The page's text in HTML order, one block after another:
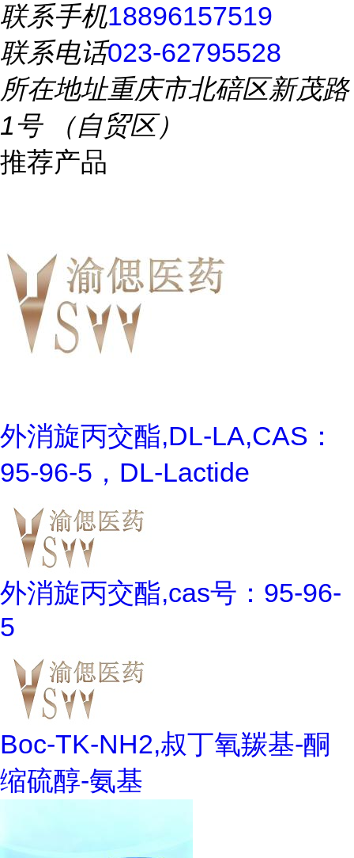
联系手机18896157519
联系电话023-62795528
所在地址重庆市北碚区新茂路
1号 （自贸区）
推荐产品
外消旋丙交酯,DL-LA,CAS：
95-96-5，DL-Lactide
外消旋丙交酯,cas号：95-96-
5
Boc-TK-NH2,叔丁氧羰基-酮
缩硫醇-氨基